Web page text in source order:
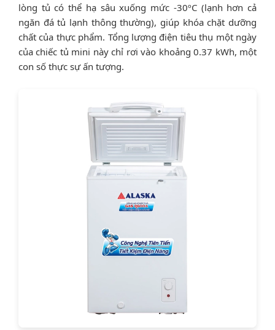
lòng tủ có thể hạ sâu xuống mức -30ºC (lạnh hơn cả
ngăn đá tủ lạnh thông thường), giúp khóa chặt dưỡng
chất của thực phẩm. Tổng lượng điện tiêu thụ một ngày
của chiếc tủ mini này chỉ rơi vào khoảng 0.37 kWh, một
con số thực sự ấn tượng.